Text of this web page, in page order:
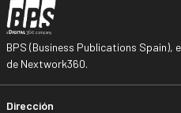
BPS (Business Publications
de Nextwork360.
Dirección